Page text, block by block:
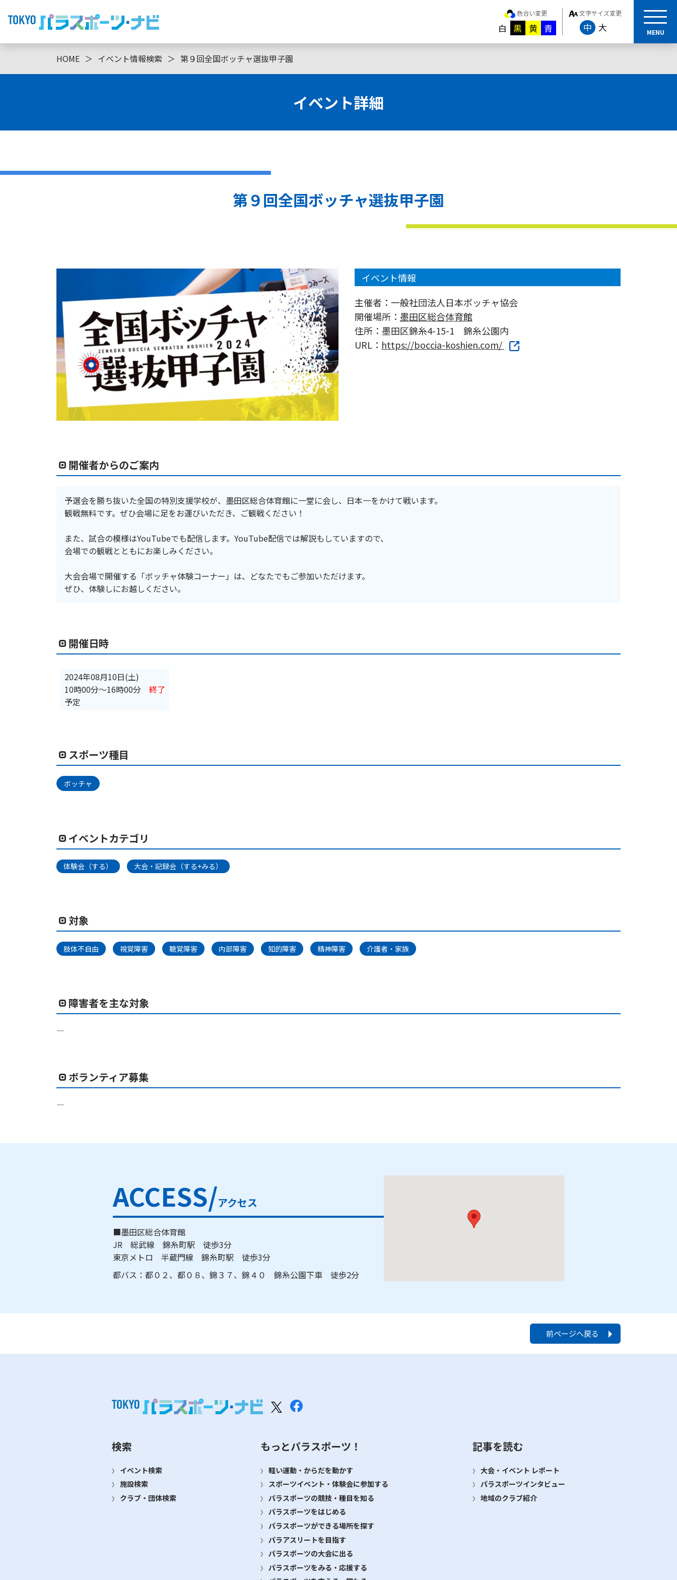
色合い変更
白 黒 黄 青
文字サイズ変更
中 大 MENU
HOME ＞ イベント情報検索 ＞ 第９回全国ボッチャ選抜甲子園
イベント詳細
第９回全国ボッチャ選抜甲子園
イベント情報
主催者： 一般社団法人日本ボッチャ協会
開催場所： 墨田区総合体育館
住所： 墨田区錦糸4-15-1 錦糸公園内
URL： https://boccia-koshien.com/
開催者からのご案内
予選会を勝ち抜いた全国の特別支援学校が、墨田区総合体育館に一堂に会し、日本一をかけて戦います。
観戦無料です。ぜひ会場に足をお運びいただき、ご観戦ください！
また、試合の模様はYouTubeでも配信します。YouTube配信では解説もしていますので、
会場での観戦とともにお楽しみください。
大会会場で開催する「ボッチャ体験コーナー」は、どなたでもご参加いただけます。
ぜひ、体験しにお越しください。
開催日時
2024年08月10日(土)
10時00分〜16時00分
予定
終了
スポーツ種目
ボッチャ
イベントカテゴリ
体験会（する） 大会・記録会（する+みる）
対象
肢体不自由 視覚障害 聴覚障害 内部障害 知的障害 精神障害 介護者・家族
障害者を主な対象
―
ボランティア募集
―
ACCESS/アクセス
■墨田区総合体育館
JR 総武線 錦糸町駅 徒歩3分
東京メトロ 半蔵門線 錦糸町駅 徒歩3分
都バス：都０２、都０８、錦３７、錦４０ 錦糸公園下車 徒歩2分
前ページへ戻る
検索
イベント検索
施設検索
クラブ・団体検索
もっとパラスポーツ！
軽い運動・からだを動かす
スポーツイベント・体験会に参加する
パラスポーツの競技・種目を知る
パラスポーツをはじめる
パラスポーツができる場所を探す
パラアスリートを目指す
パラスポーツの大会に出る
パラスポーツをみる・応援する
記事を読む
大会・イベント レポート
パラスポーツインタビュー
地域のクラブ紹介